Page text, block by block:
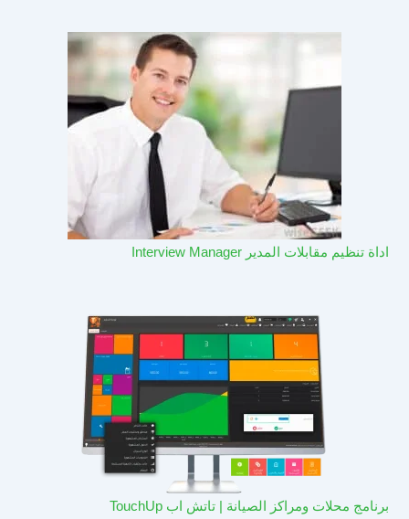
اداة تنظيم مقابلات المدير Interview Manager
برنامج محلات ومراكز الصيانة | تاتش اب TouchUp